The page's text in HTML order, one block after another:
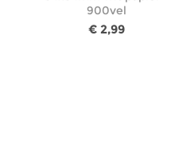
900vel
€ 2,99